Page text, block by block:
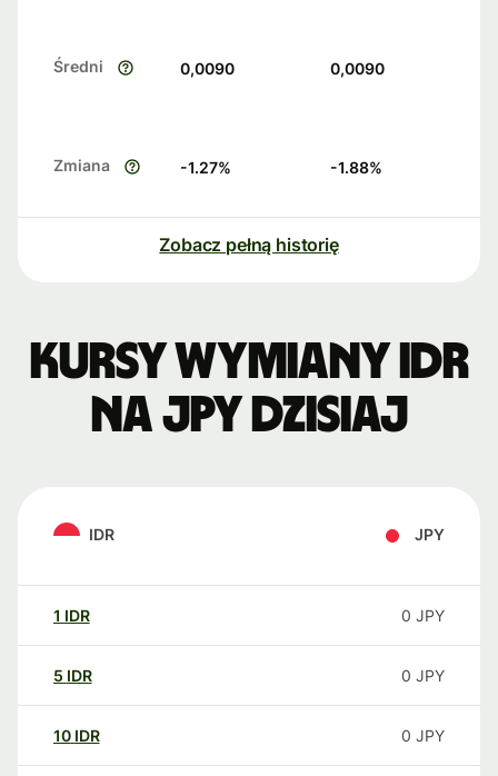
Średni 0,0090 0,0090
Zmiana -1.27% -1.88%
Zobacz pełną historię
Kursy wymiany IDR
na JPY dzisiaj
IDR JPY
1 IDR 0 JPY
5 IDR 0 JPY
10 IDR 0 JPY